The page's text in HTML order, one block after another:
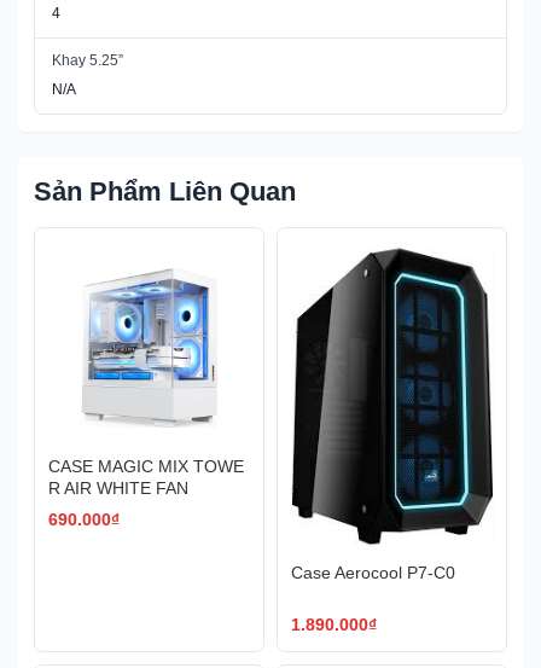
4
Khay 5.25”
N/A
Sản Phẩm Liên Quan
CASE MAGIC MIX TOWE
R AIR WHITE FAN
690.000₫
Case Aerocool P7-C0
1.890.000₫